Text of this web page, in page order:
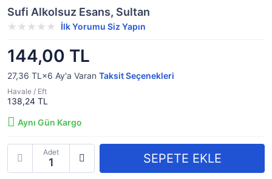
Sufi Alkolsuz Esans, Sultan
İlk Yorumu Siz Yapın
144,00 TL
27,36 TL×6 Ay'a Varan Taksit Seçenekleri
Havale / Eft
138,24 TL
Aynı Gün Kargo
Adet